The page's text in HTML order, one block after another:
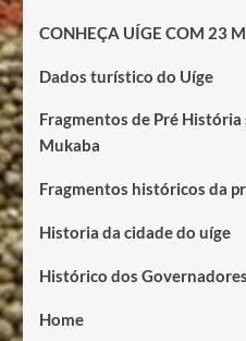
CONHEÇA UÍGE COM 23
Dados turístico do Uíge
Fragmentos de Pré História
Mukaba
Fragmentos históricos da
Historia da cidade do uíge
Histórico dos
Home